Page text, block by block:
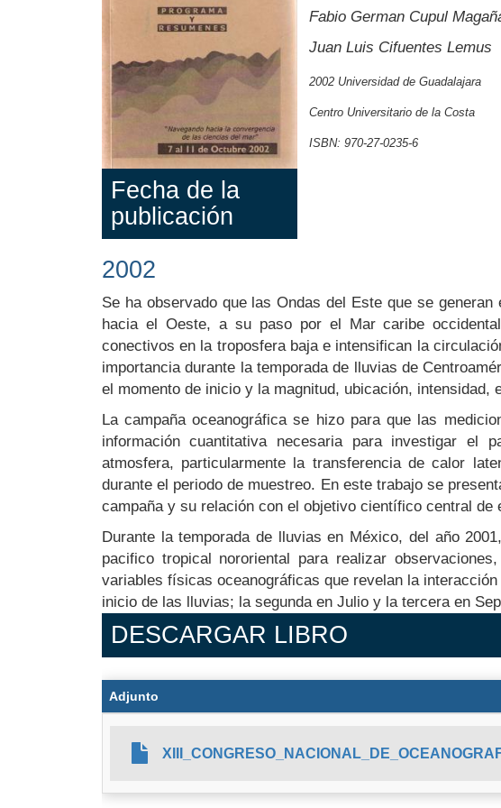
Fecha de la
publicación
2002
Fabio German Cupul
Juan Luis Cifuentes Lemus
2002 Universidad de Guadalajara
Centro Universitario de la Costa
ISBN: 970-27-0235-6
Body
Se ha observado que las Ondas del Este que se
hacia el Oeste, a su paso por el Mar caribe
conectivos en la troposfera baja e intensifican la
importancia durante la temporada de lluvias de
el momento de inicio y la magnitud, ubicación,
La campaña oceanográfica se hizo para que las
información cuantitativa necesaria para investigar el
atmosfera, particularmente la transferencia de calor
durante el periodo de muestreo. En este trabajo se
campaña y su relación con el objetivo científico central de
Durante la temporada de lluvias en México, del año
pacifico tropical nororiental para realizar
variables físicas oceanográficas que revelan la
inicio de las lluvias; la segunda en Julio y la tercera en
DESCARGAR LIBRO
Adjunto